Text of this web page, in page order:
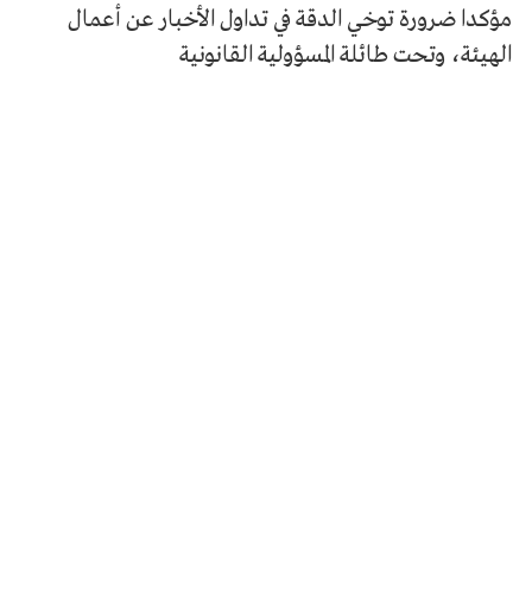
مؤكدا ضرورة توخي الدقة في تداول الأخبار عن أعمال
الهيئة، وتحت طائلة المسؤولية القانونية